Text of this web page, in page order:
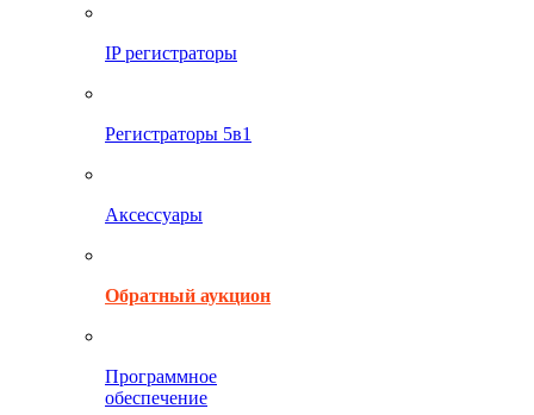
IP регистраторы
Регистраторы 5в1
Аксессуары
Обратный аукцион
Программное
обеспечение